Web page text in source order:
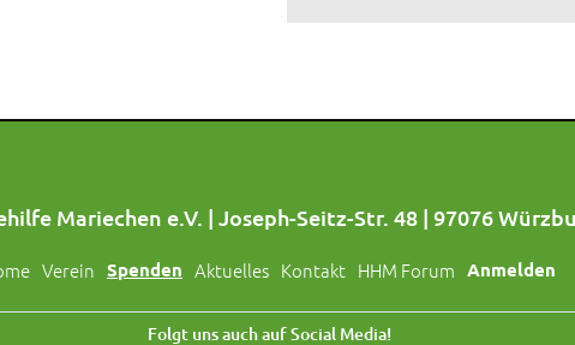
Mariechen e.V. | Joseph-Seitz-Str. 48 | 97076
Verein Spenden Aktuelles Kontakt HHM Forum Anmelden
Folgt uns auch auf Social Media!